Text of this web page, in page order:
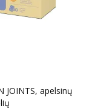
JOINTS, apelsinų